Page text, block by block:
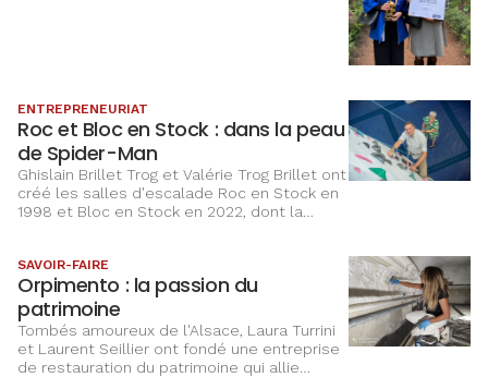
ENTREPRENEURIAT
Roc et Bloc en Stock : dans la peau
de Spider-Man
Ghislain Brillet Trog et Valérie Trog Brillet ont
créé les salles d'escalade Roc en Stock en
1998 et Bloc en Stock en 2022, dont la
SAVOIR-FAIRE
Orpimento : la passion du
patrimoine
Tombés amoureux de l'Alsace, Laura Turrini
et Laurent Seillier ont fondé une entreprise
de restauration du patrimoine qui allie